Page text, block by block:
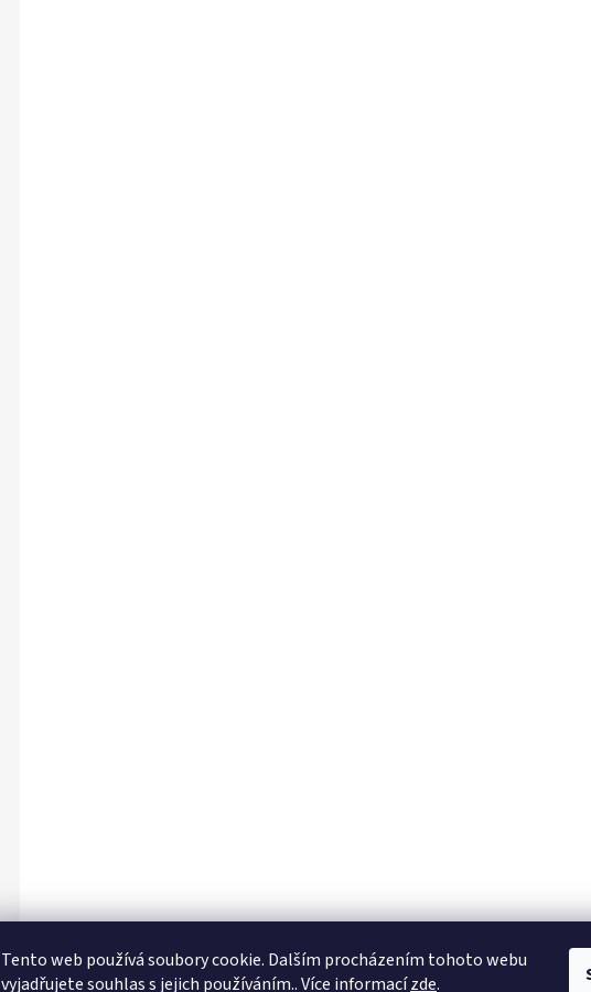
Tento web používá soubory cookie. Dalším procházením tohoto webu
vyjadřujete souhlas s jejich používáním.. Více informacízde.